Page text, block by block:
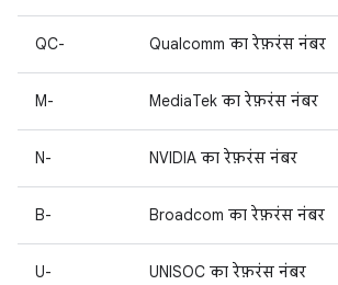
QC- Qualcomm का रेफ़रंस नंबर
M- MediaTek का रेफ़रंस नंबर
N- NVIDIA का रेफ़रंस नंबर
B- Broadcom का रेफ़रंस नंबर
U- UNISOC का रेफ़रंस नंबर